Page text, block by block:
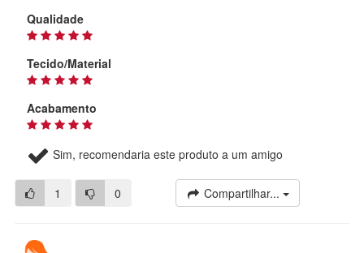
Qualidade
Tecido/Material
Acabamento
Sim, recomendaria este produto a um amigo
1 0 Compartilhar...